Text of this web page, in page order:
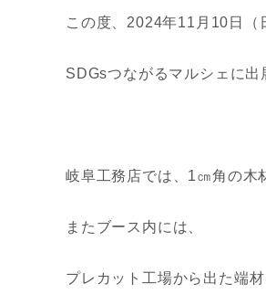
この度、2024年11月10日（
SDGsつながるマルシェに出
岐阜工務店では、1㎝角の木
またブース内には、
プレカット工場から出た端